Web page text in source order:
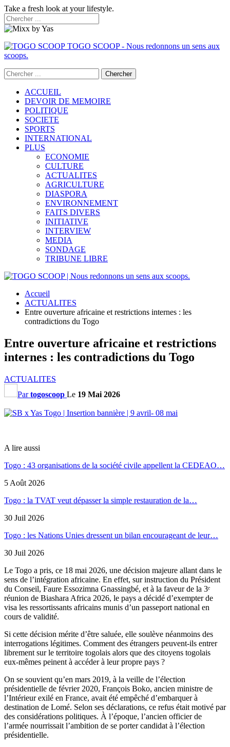
Take a fresh look at your lifestyle.
TOGO SCOOP - Nous redonnons un sens aux
scoops.
ACCUEIL
DEVOIR DE MEMOIRE
POLITIQUE
SOCIETE
SPORTS
INTERNATIONAL
PLUS
ECONOMIE
CULTURE
ACTUALITES
AGRICULTURE
DIASPORA
ENVIRONNEMENT
FAITS DIVERS
INITIATIVE
INTERVIEW
MEDIA
SONDAGE
TRIBUNE LIBRE
Accueil
ACTUALITES
Entre ouverture africaine et restrictions internes : les
contradictions du Togo
Entre ouverture africaine et restrictions
internes : les contradictions du Togo
ACTUALITES
Partogoscoop Le 19 Mai 2026
A lire aussi
Togo : 43 organisations de la société civile appellent la CEDEAO…
5 Août 2026
Togo : la TVAT veut dépasser la simple restauration de la…
30 Juil 2026
Togo : les Nations Unies dressent un bilan encourageant de leur…
30 Juil 2026
Le Togo a pris, ce 18 mai 2026, une décision majeure allant dans le
sens de l’intégration africaine. En effet, sur instruction du Président
du Conseil, Faure Essozimna Gnassingbé, et à la faveur de la 3ᵉ
réunion de Biashara Africa 2026, le pays a décidé d’exempter de
visa les ressortissants africains munis d’un passeport national en
cours de validité.
Si cette décision mérite d’être saluée, elle soulève néanmoins des
interrogations légitimes. Comment des étrangers peuvent-ils entrer
librement sur le territoire togolais alors que des citoyens togolais
eux-mêmes peinent à accéder à leur propre pays ?
On se souvient qu’en mars 2019, à la veille de l’élection
présidentielle de février 2020, François Boko, ancien ministre de
l’Intérieur exilé en France, avait été empêché d’embarquer à
destination de Lomé. Selon ses déclarations, ce refus était motivé par
des considérations politiques. À l’époque, l’ancien officier de
l’armée nourrissait l’ambition de se porter candidat à l’élection
présidentielle.